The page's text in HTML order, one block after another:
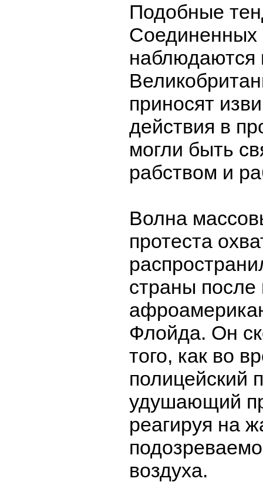
Подобные
Соединенных
наблюдаются
приносят
действия в
могли быть
рабством и
Волна
протеста
страны после
Флойда. Он
того, как во
полицейский
удушающий
реагируя на
воздуха.